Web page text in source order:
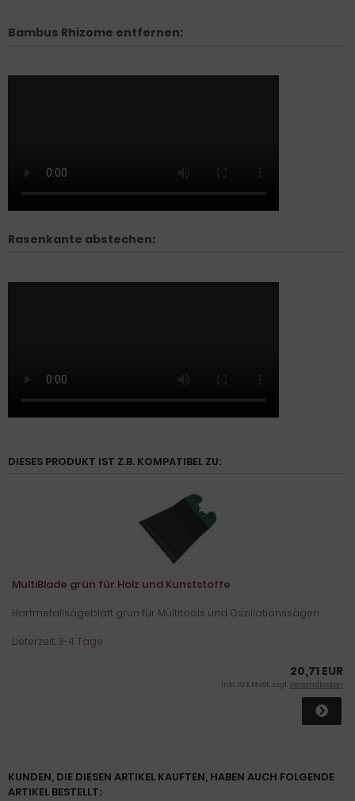
Bambus Rhizome entfernen:
Rasenkante abstechen:
DIESES PRODUKT IST Z.B. KOMPATIBEL ZU:
MultiBlade grün für Holz und Kunststoffe
Hartmetallsägeblatt grün für Multitools und Oszillationssägen
Lieferzeit:3-4 Tage
20,71 EUR
inkl. 19 % MwSt. zzgl.Versandkosten
KUNDEN, DIE DIESEN ARTIKEL KAUFTEN, HABEN AUCH FOLGENDE
ARTIKEL BESTELLT: